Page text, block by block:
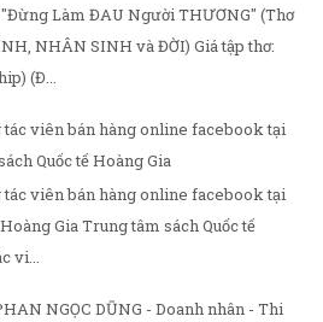
Làm ĐAU Người THƯƠNG" (Thơ
NHÂN SINH và ĐỜI) Giá tập thơ:
(Đ...
tác viên bán hàng online facebook tại
Quốc tế Hoàng Gia
tác viên bán hàng online facebook tại
Gia Trung tâm sách Quốc tế
vi...
NGỌC DŨNG - Doanh nhân - Thi